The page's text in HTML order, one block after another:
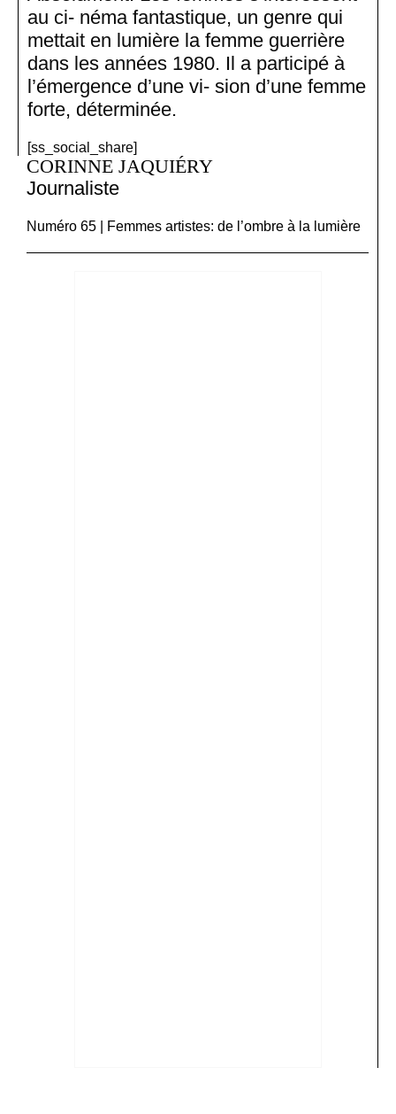
au ci- néma fantastique, un genre qui
mettait en lumière la femme guerrière
dans les années 1980. Il a participé à
l’émergence d’une vi- sion d’une femme
forte, déterminée.
[ss_social_share]
CORINNE JAQUIÉRY
Journaliste
Numéro 65 | Femmes artistes: de l’ombre à la lumière